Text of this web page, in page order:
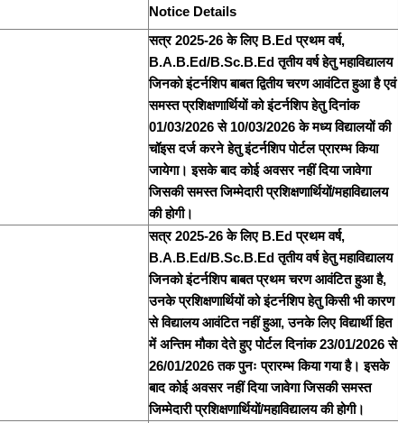
Notice Details
सत्र 2025-26 के लिए B.Ed प्रथम वर्ष,
B.A.B.Ed/B.Sc.B.Ed तृतीय वर्ष हेतु महाविद्यालय
जिनको इंटर्नशिप बाबत द्वितीय चरण आवंटित हुआ है एवं
समस्त प्रशिक्षणार्थियों को इंटर्नशिप हेतु दिनांक
01/03/2026 से 10/03/2026 के मध्य विद्यालयों की
चॉइस दर्ज करने हेतु इंटर्नशिप पोर्टल प्रारम्भ किया
जायेगा। इसके बाद कोई अवसर नहीं दिया जावेगा
जिसकी समस्त जिम्मेदारी प्रशिक्षणार्थियों/महाविद्यालय
की होगी।
सत्र 2025-26 के लिए B.Ed प्रथम वर्ष,
B.A.B.Ed/B.Sc.B.Ed तृतीय वर्ष हेतु महाविद्यालय
जिनको इंटर्नशिप बाबत प्रथम चरण आवंटित हुआ है,
उनके प्रशिक्षणार्थियों को इंटर्नशिप हेतु किसी भी कारण
से विद्यालय आवंटित नहीं हुआ, उनके लिए विद्यार्थी हित
में अन्तिम मौका देते हुए पोर्टल दिनांक 23/01/2026 से
26/01/2026 तक पुनः प्रारम्भ किया गया है। इसके
बाद कोई अवसर नहीं दिया जावेगा जिसकी समस्त
जिम्मेदारी प्रशिक्षणार्थियों/महाविद्यालय की होगी।